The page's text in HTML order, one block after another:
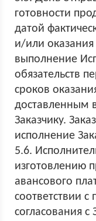
готовности
датой
и/или оказания
выполнение
обязательств
сроков
доставленным
Заказчику.
исполнение
5.6.
изготовлению
авансового
соответствии
согласования